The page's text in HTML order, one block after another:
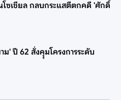
ซเชียล กลบกระแสตีตกคดี 'ศักดิ์
' ปี 62 สั่งคุุมโครงการระดับ